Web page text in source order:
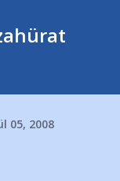
05, 2008